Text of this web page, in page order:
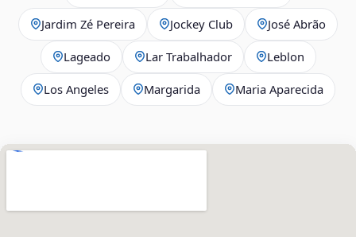
Jardim Zé Pereira Jockey Club José Abrão
Lageado Lar Trabalhador Leblon
Los Angeles Margarida Maria Aparecida